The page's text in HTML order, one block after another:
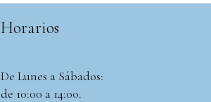
Horarios
De Lunes a Sábados:
de 10:00 a 14:00.